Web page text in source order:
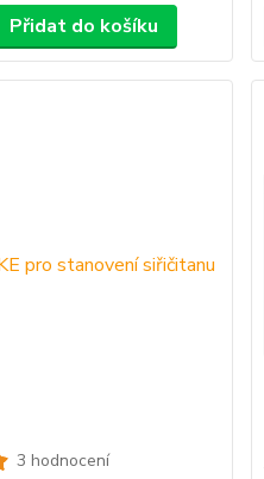
Přidat do košíku
3 hodnocení